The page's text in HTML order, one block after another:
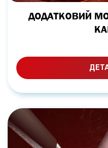
ДОДАТКОВИЙ